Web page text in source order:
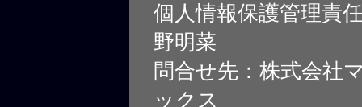
個人情報保護管理責
野明菜
問合せ先：株式会社
ックス